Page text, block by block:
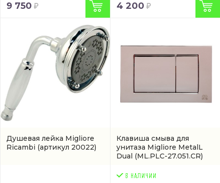
9 750 4 200
Душевая лейка Migliore
Ricambi (артикул 20022)
Клавиша смыва для
унитаза Migliore MetalL
Dual (ML.PLC-27.051.CR)